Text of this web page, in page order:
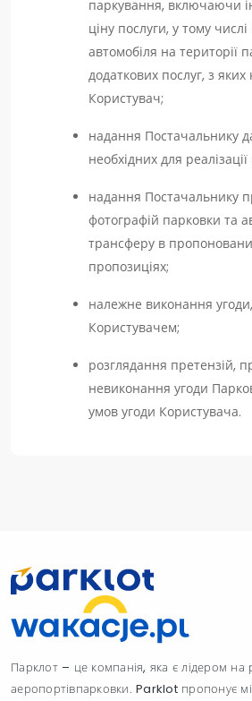
паркування, включаючи
ціну послуги, у тому
автомобіля на території
додаткових послуг, з яких
Користувач;
надання Постачальнику
необхідних для
надання Постачальнику
фотографій парковки та
трансферу в
пропозиціях;
належне виконання
Користувачем;
розглядання претензій,
невиконання угоди
умов угоди Користувача.
Парклот – це компанія, яка є лідером
аеропортівпарковки. Parklot пропонує